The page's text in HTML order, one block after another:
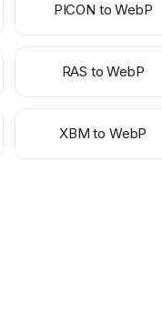
PICON to WebP
RAS to WebP
XBM to WebP